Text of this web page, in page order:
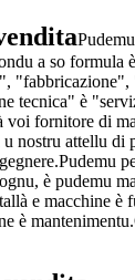
a so formula
"fabbricazione",
tecnica" è
voi fornitore di
nostru attellu di
è pudemu
e macchine è
è